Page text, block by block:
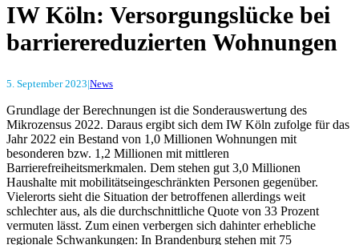
IW Köln: Versorgungslücke bei
barrierereduzierten Wohnungen
5. September 2023|News
Grundlage der Berechnungen ist die Sonderauswertung des
Mikrozensus 2022. Daraus ergibt sich dem IW Köln zufolge für das
Jahr 2022 ein Bestand von 1,0 Millionen Wohnungen mit
besonderen bzw. 1,2 Millionen mit mittleren
Barrierefreiheitsmerkmalen. Dem stehen gut 3,0 Millionen
Haushalte mit mobilitätseingeschränkten Personen gegenüber.
Vielerorts sieht die Situation der betroffenen allerdings weit
schlechter aus, als die durchschnittliche Quote von 33 Prozent
vermuten lässt. Zum einen verbergen sich dahinter erhebliche
regionale Schwankungen: In Brandenburg stehen mit 75